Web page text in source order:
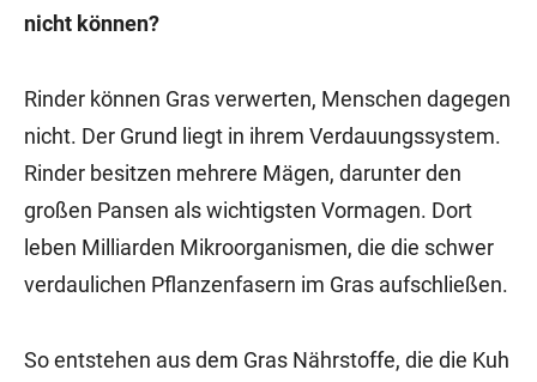
nicht können?
Rinder können Gras verwerten, Menschen dagegen
nicht. Der Grund liegt in ihrem Verdauungssystem.
Rinder besitzen mehrere Mägen, darunter den
großen Pansen als wichtigsten Vormagen. Dort
leben Milliarden Mikroorganismen, die die schwer
verdaulichen Pflanzenfasern im Gras aufschließen.
So entstehen aus dem Gras Nährstoffe, die die Kuh